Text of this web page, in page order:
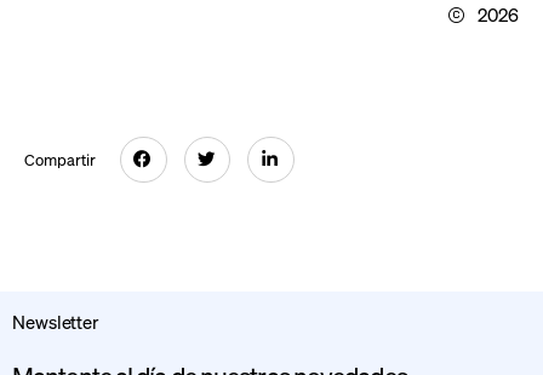
2026
Compartir
Newsletter